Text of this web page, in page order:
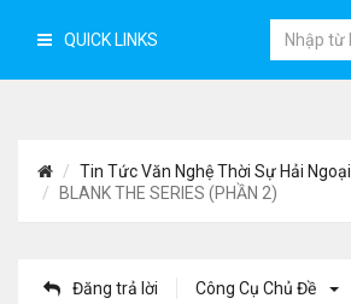
QUICK LINKS
Tin Tức Văn Nghệ Thời Sự Hải Ngoại
BLANK THE SERIES (PHẦN 2)
Đăng trả lời Công Cụ Chủ Đề